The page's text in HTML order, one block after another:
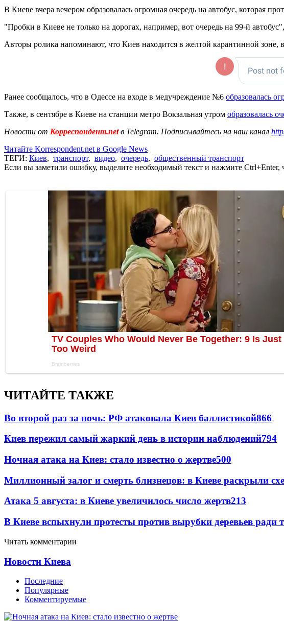
В Киеве вчера вечером образовалась огромная очередь на автобус, которая
"Пробки в Киеве не только на дорогах, например, вот очередь на 99-й
Авторы ролика напоминают, что Киев находится в желтой карантинной зоне,
Ранее сообщалось, что в Одессе на входе в медучреждение №6 образовалась
Также, в сентябре в Киеве на станции метро Вокзальная утром образовалась
Новости от Корреспондент.netв Telegram. Подписывайтесь на наш канал
Читайте Korrespondent.net в Google News
ТЕГИ: Киев, транспорт, видео, очередь, общественный транспорт
Если вы заметили ошибку, выделите необходимый текст и нажмите Ctrl+Enter,
ЧИТАЙТЕ ТАКЖЕ
Во второй раз за ночь: РФ атаковала Киев баллистикой866
Киев пережил самый жаркий день в истории наблюдений794
Ночная атака на Киев: стало известно о жертве500
Миллионный залог и смерть близнецов: в Киеве раскрыли
Атака 5 августа: в Киеве увеличилось число жертв213
В Киеве вспыхнули протесты против вырубки деревьев ради
Читать комментарии
Новости Киева
Последние
Популярные
Комментируемые